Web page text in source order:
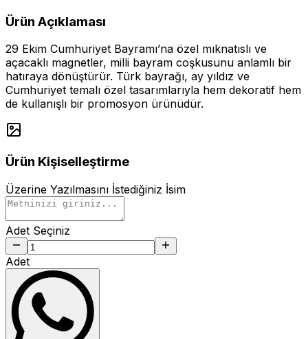
Ürün Açıklaması
29 Ekim Cumhuriyet Bayramı’na özel mıknatıslı ve
açacaklı magnetler, milli bayram coşkusunu anlamlı bir
hatıraya dönüştürür. Türk bayrağı, ay yıldız ve
Cumhuriyet temalı özel tasarımlarıyla hem dekoratif hem
de kullanışlı bir promosyon ürünüdür.
Ürün Kişiselleştirme
Üzerine Yazılmasını İstediğiniz İsim
Adet Seçiniz
Adet